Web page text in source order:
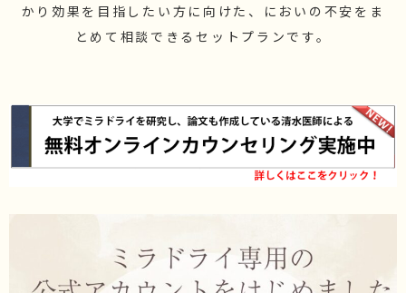
かり効果を目指したい方に向けた、においの不安をま
とめて相談できるセットプランです。